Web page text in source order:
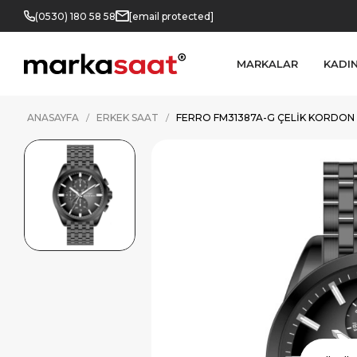
(0530) 180 58 58 [email protected]
MARKALAR
ANASAYFA ERKEK SAAT FERRO FM31387A-G ÇELIK